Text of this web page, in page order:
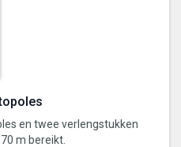
en twee verlengstukken
m bereikt.